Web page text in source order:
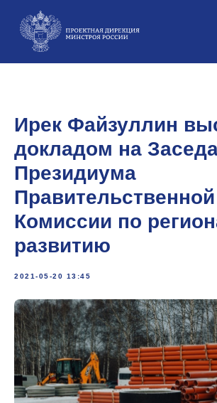
Ирек Файзуллин
докладом на
Президиума
Правительственной
Комиссии по
развитию
2021-05-20 13:45